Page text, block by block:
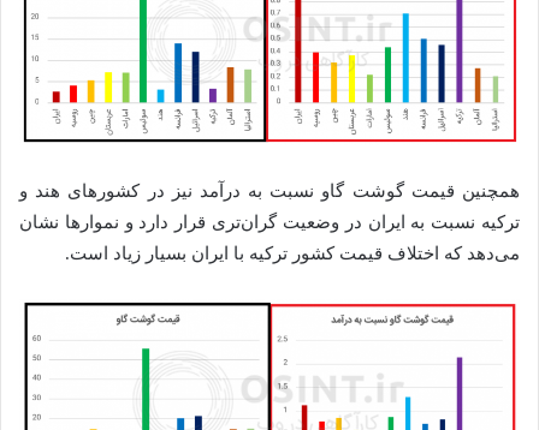
همچنین قیمت گوشت گاو نسبت به درآمد نیز در کشورهای هند و
ترکیه نسبت به ایران در وضعیت گران‌تری قرار دارد و نموارها نشان
می‌دهد که اختلاف قیمت کشور ترکیه با ایران بسیار زیاد است.